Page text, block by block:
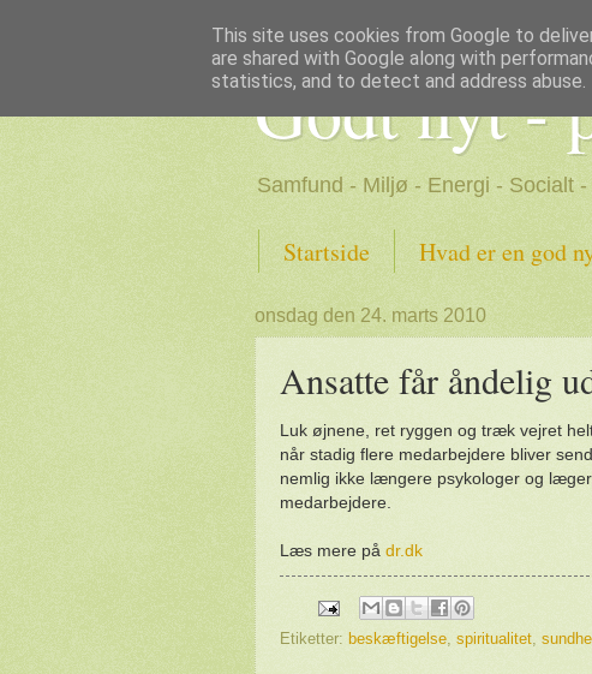
Godt nyt -
Samfund - Miljø - Energi - Socialt
Startside Hvad er en god
onsdag den 24. marts 2010
Ansatte får åndelig
Luk øjnene, ret ryggen og træk vejret
når stadig flere medarbejdere bliver
nemlig ikke længere psykologer og
medarbejdere.
Læs mere på dr.dk
Etiketter: beskæftigelse, spiritualitet,
This site uses cookies from Google to
are shared with Google along with
statistics, and to detect and address abuse.